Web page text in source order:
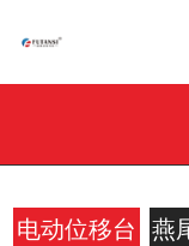
电动位移台 燕